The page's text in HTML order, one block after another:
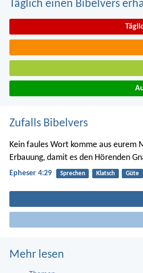
Täglich einen Bibelvers
Zufalls Bibelvers
Kein faules Wort komme aus eurem
Erbauung, damit es den Hörenden
Epheser 4:29 Sprechen Klatsch Güte
Mehr lesen